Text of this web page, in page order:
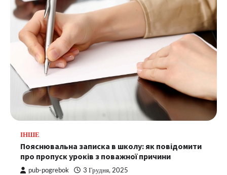
ІНШЕ
Пояснювальна записка в школу: як повідомити
про пропуск уроків з поважної причини
pub-pogrebok 3 Грудня, 2025